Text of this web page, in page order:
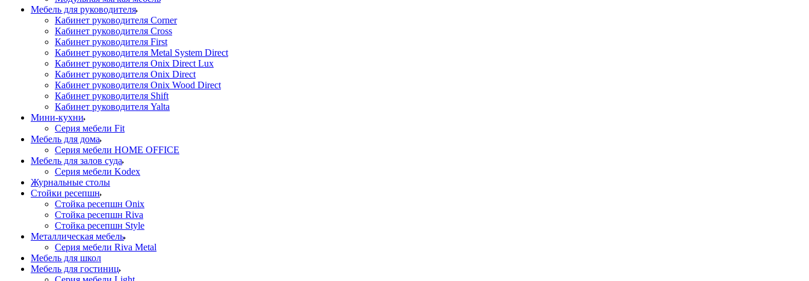
Мебель для руководителя
Кабинет руководителя Corner
Кабинет руководителя Cross
Кабинет руководителя First
Кабинет руководителя Metal System Direct
Кабинет руководителя Onix Direct Lux
Кабинет руководителя Onix Direct
Кабинет руководителя Onix Wood Direct
Кабинет руководителя Shift
Кабинет руководителя Yalta
Мини-кухни
Серия мебели Fit
Мебель для дома
Серия мебели HOME OFFICE
Мебель для залов суда
Серия мебели Kodex
Журнальные столы
Стойки ресепшн
Стойка ресепшн Onix
Стойка ресепшн Riva
Стойка ресепшн Style
Металлическая мебель
Серия мебели Riva Metal
Мебель для школ
Мебель для гостиниц